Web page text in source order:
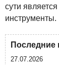
сути
инструменты.
Последние
27.07.2026